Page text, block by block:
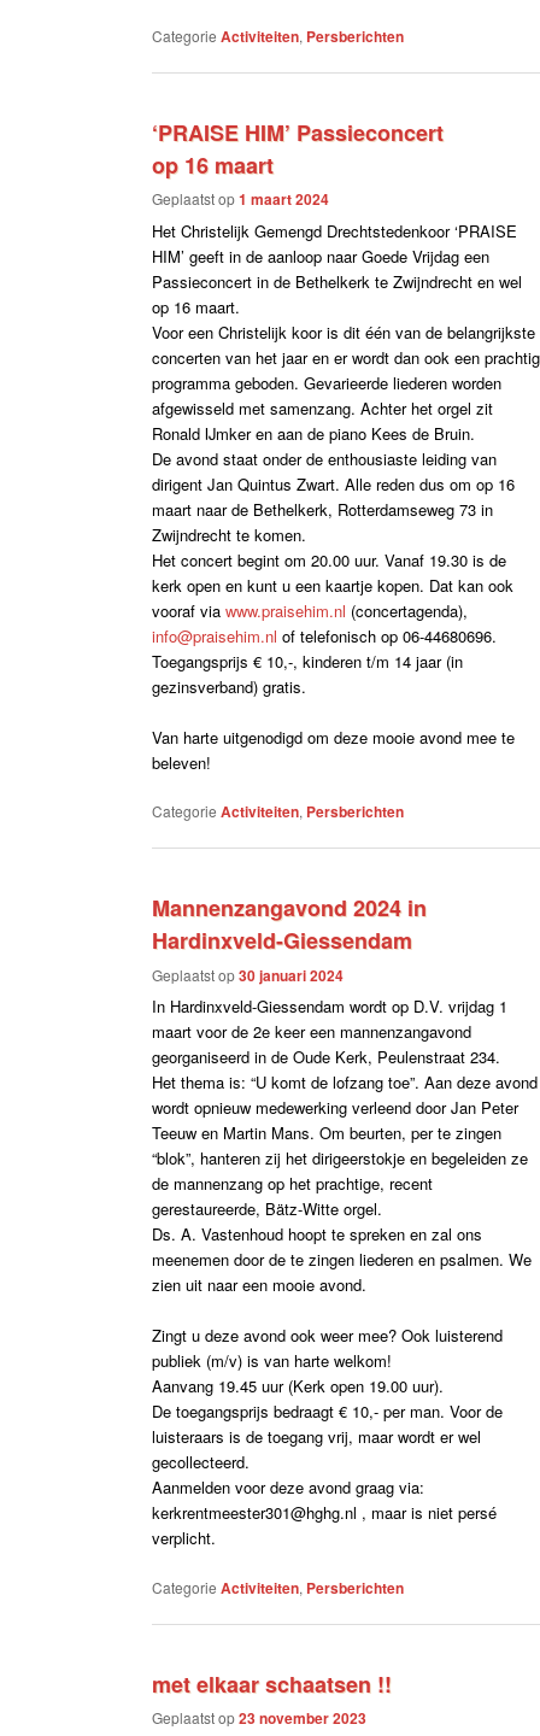
Categorie Activiteiten, Persberichten
‘PRAISE HIM’ Passieconcert
op 16 maart
Geplaatst op1 maart 2024
Het Christelijk Gemengd Drechtstedenkoor ‘PRAISE
HIM’ geeft in de aanloop naar Goede Vrijdag een
Passieconcert in de Bethelkerk te Zwijndrecht en wel
op 16 maart.
Voor een Christelijk koor is dit één van de belangrijkste
concerten van het jaar en er wordt dan ook een prachtig
programma geboden. Gevarieerde liederen worden
afgewisseld met samenzang. Achter het orgel zit
Ronald IJmker en aan de piano Kees de Bruin.
De avond staat onder de enthousiaste leiding van
dirigent Jan Quintus Zwart. Alle reden dus om op 16
maart naar de Bethelkerk, Rotterdamseweg 73 in
Zwijndrecht te komen.
Het concert begint om 20.00 uur. Vanaf 19.30 is de
kerk open en kunt u een kaartje kopen. Dat kan ook
vooraf viawww.praisehim.nl (concertagenda),
info@praisehim.nl of telefonisch op 06-44680696.
Toegangsprijs € 10,-, kinderen t/m 14 jaar (in
gezinsverband) gratis.
Van harte uitgenodigd om deze mooie avond mee te
beleven!
Categorie Activiteiten, Persberichten
Mannenzangavond 2024 in
Hardinxveld-Giessendam
Geplaatst op30 januari 2024
In Hardinxveld-Giessendam wordt op D.V. vrijdag 1
maart voor de 2e keer een mannenzangavond
georganiseerd in de Oude Kerk, Peulenstraat 234.
Het thema is: “U komt de lofzang toe”. Aan deze avond
wordt opnieuw medewerking verleend door Jan Peter
Teeuw en Martin Mans. Om beurten, per te zingen
“blok”, hanteren zij het dirigeerstokje en begeleiden ze
de mannenzang op het prachtige, recent
gerestaureerde, Bätz-Witte orgel.
Ds. A. Vastenhoud hoopt te spreken en zal ons
meenemen door de te zingen liederen en psalmen. We
zien uit naar een mooie avond.
Zingt u deze avond ook weer mee? Ook luisterend
publiek (m/v) is van harte welkom!
Aanvang 19.45 uur (Kerk open 19.00 uur).
De toegangsprijs bedraagt € 10,- per man. Voor de
luisteraars is de toegang vrij, maar wordt er wel
gecollecteerd.
Aanmelden voor deze avond graag via:
kerkrentmeester301@hghg.nl , maar is niet persé
verplicht.
Categorie Activiteiten, Persberichten
met elkaar schaatsen !!
Geplaatst op23 november 2023